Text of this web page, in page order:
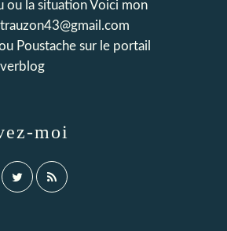
ou la situation Voici mon
Poustache sur le portail
moi